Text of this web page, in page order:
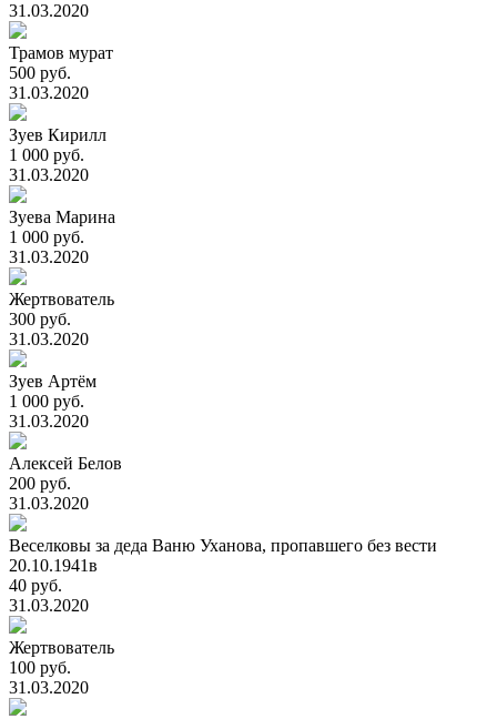
31.03.2020
Трамов мурат
500 руб.
31.03.2020
Зуев Кирилл
1 000 руб.
31.03.2020
Зуева Марина
1 000 руб.
31.03.2020
Жертвователь
300 руб.
31.03.2020
Зуев Артём
1 000 руб.
31.03.2020
Алексей Белов
200 руб.
31.03.2020
Веселковы за деда Ваню Уханова, пропавшего без вести
20.10.1941в
40 руб.
31.03.2020
Жертвователь
100 руб.
31.03.2020